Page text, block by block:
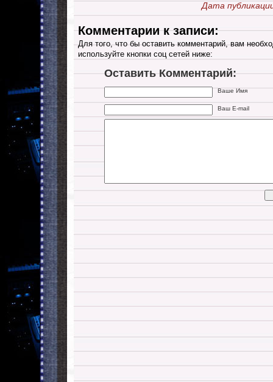
Дата
Комментарии к записи:
Для того, что бы оставить комментарий, вам
используйте кнопки соц сетей ниже:
Оставить Комментарий:
Ваше Имя
Ваш E-mail